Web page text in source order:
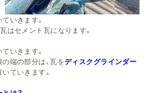
いきます。
はセメント瓦になります。
いきます。
端の部分は、瓦をディスクグラインダー
ていきます。